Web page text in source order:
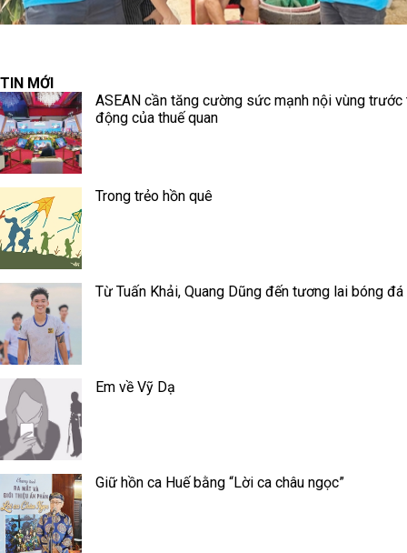
TIN MỚI
ASEAN cần tăng cường sức mạnh nội vùng trước
động của thuế quan
Trong trẻo hồn quê
Từ Tuấn Khải, Quang Dũng đến tương lai bóng đá
Em về Vỹ Dạ
Giữ hồn ca Huế bằng “Lời ca châu ngọc”